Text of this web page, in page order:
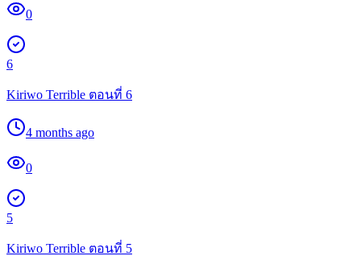
0
6
Kiriwo Terrible ตอนที่ 6
4 months ago
0
5
Kiriwo Terrible ตอนที่ 5